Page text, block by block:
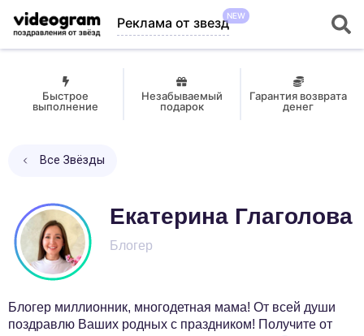
Реклама от звездNEW
Быстрое
выполнение
Незабываемый
подарок
Гарантия возврата
денег
Все Звёзды
Екатерина Глаголова
Блогер
Блогер миллионник, многодетная мама! От всей души
поздравлю Ваших родных с праздником! Получите от